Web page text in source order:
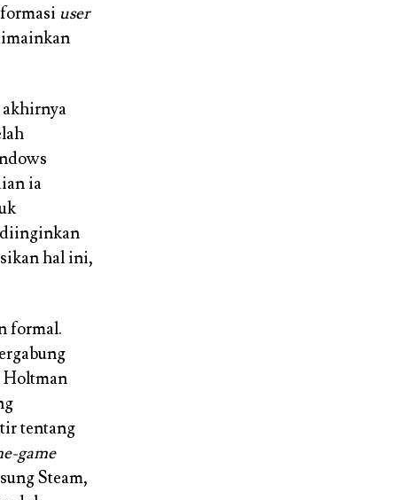
user
ia
diinginkan
hal ini,
formal.
Holtman
tentang
game
Steam,